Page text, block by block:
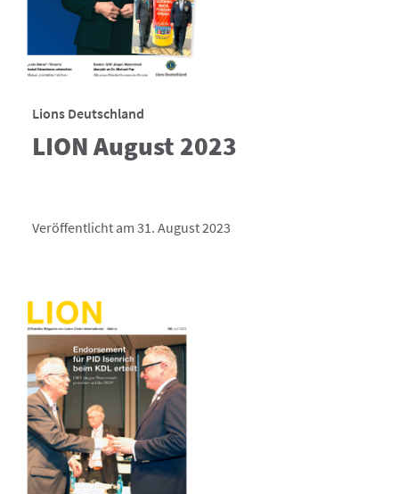
Lions Deutschland
LION August 2023
Veröffentlicht am 31. August 2023